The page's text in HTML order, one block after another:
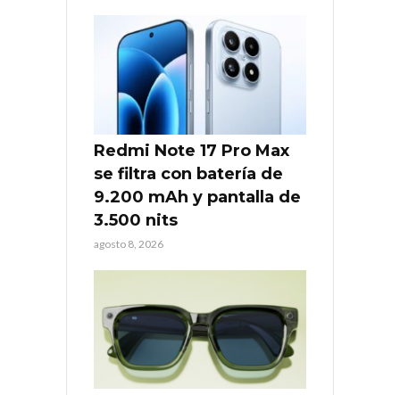
Redmi Note 17 Pro Max
se filtra con batería de
9.200 mAh y pantalla de
3.500 nits
agosto 8, 2026